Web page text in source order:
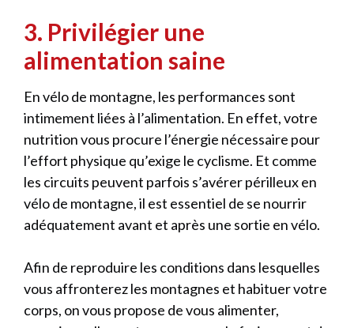
3. Privilégier une
alimentation saine
En vélo de montagne, les performances sont
intimement liées à l’alimentation. En effet, votre
nutrition vous procure l’énergie nécessaire pour
l’effort physique qu’exige le cyclisme. Et comme
les circuits peuvent parfois s’avérer périlleux en
vélo de montagne, il est essentiel de se nourrir
adéquatement avant et après une sortie en vélo.
Afin de reproduire les conditions dans lesquelles
vous affronterez les montagnes et habituer votre
corps, on vous propose de vous alimenter,